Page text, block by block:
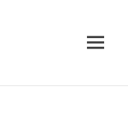
MENU